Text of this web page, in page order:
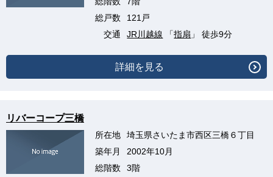
総戸数
121戸
交通
JR川越線 「指扇 」 徒歩9分
詳細を見る
リバーコープ三橋
所在地
埼玉県さいたま市西区三橋６丁目
築年月
2002年10月
総階数
3階